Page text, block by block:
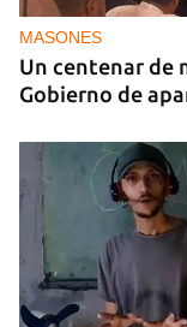
MASONES
Un centenar de
Gobierno de